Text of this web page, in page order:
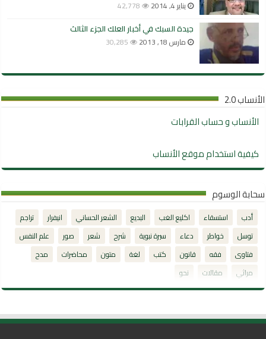
يناير 4, 2014 42,778
جيدة السبك في أخبار العلك الجزء الثالث
مارس 18, 2013 30,285
الأنساب 2.0
الأنساب و حساب القرابات
كيفية استخدام موقع الأنساب
سحابة الوسوم
أدب استسقاء اكليع الغب البديع الشعر الحساني انيفرار
تراجم
توسل
خواطر دعاء سيرة نبوية شرح شعر صور
علم النفس
فتاوى
فقه قانون كتب لغة متون محاضرات
مدح
مراثي
مقالات نحو